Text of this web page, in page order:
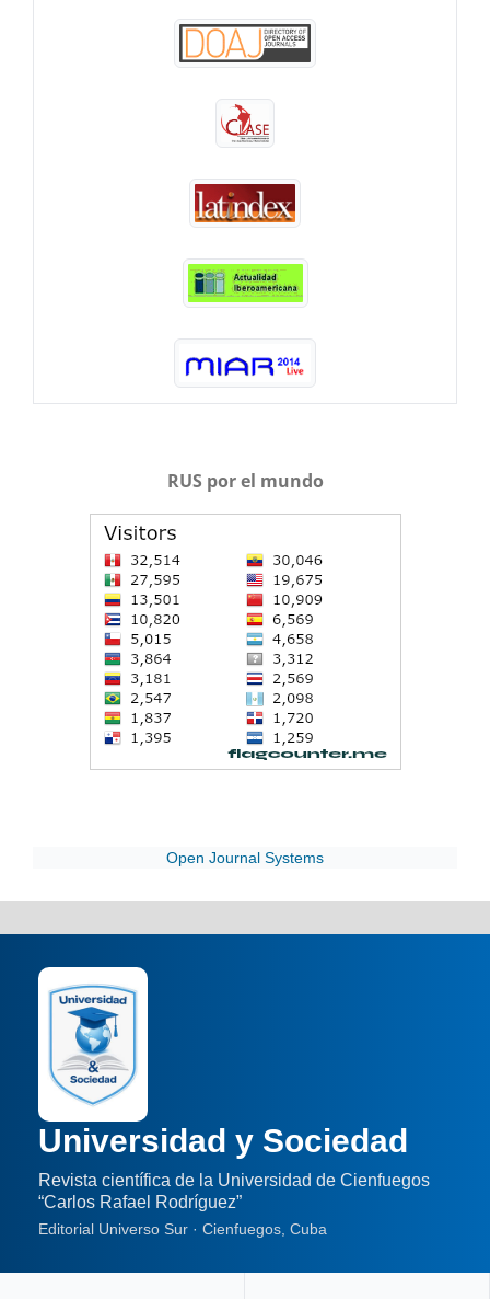
RUS por el mundo
Open Journal Systems
Universidad y Sociedad
Revista científica de la Universidad de Cienfuegos
“Carlos Rafael Rodríguez”
Editorial Universo Sur · Cienfuegos, Cuba